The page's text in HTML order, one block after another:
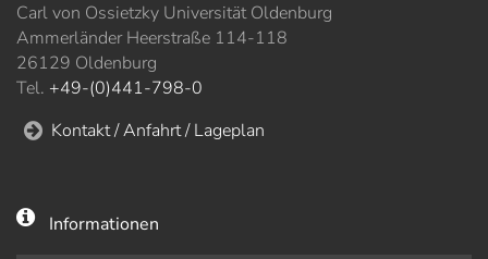
Carl von Ossietzky Universität Oldenburg
Ammerländer Heerstraße 114-118
26129 Oldenburg
Tel. +49-(0)441-798-0
Kontakt / Anfahrt / Lageplan
Informationen